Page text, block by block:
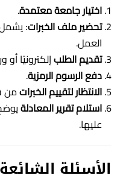
اختيار جامعة معتمدة.
تحضير ملف الخبرات: يشمل
العمل.
تقديم الطلبإلكترونيًا أو
دفع الرسوم الرمزية.
الانتظار لتقييم الخبراتمن
استلام تقرير المعادلة
عليها.
الأسئلة الشائعة